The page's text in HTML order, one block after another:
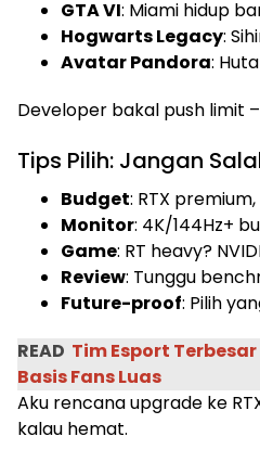
GTA VI: Miami hidup
Hogwarts Legacy:
Avatar Pandora:
Developer bakal push limit
Tips Pilih: Jangan
Budget: RTX premium,
Monitor: 4K/144Hz+
Game: RT heavy?
Review: Tunggu
Future-proof: Pilih
READ Tim Esport
Basis Fans Luas
Aku rencana upgrade ke
kalau hemat.